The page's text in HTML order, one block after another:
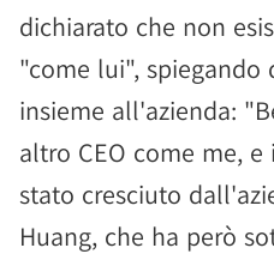
dichiarato che non
"come lui", spiegando
insieme all'azienda:
altro CEO come me,
stato cresciuto
Huang, che ha però